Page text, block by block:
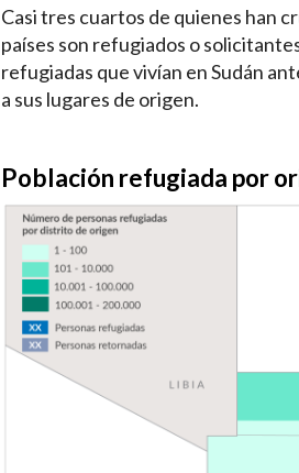
Casi tres cuartos de quienes han
países son refugiados o
refugiadas que vivían en Sudán
a sus lugares de origen.
Población refugiada por